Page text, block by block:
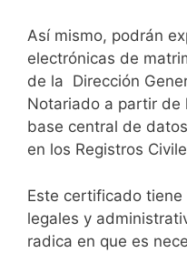
Así mismo, podrán
electrónicas de
de la Dirección
Notariado a partir de
base central de
en los Registros
Este certificado
legales y
radica en que es